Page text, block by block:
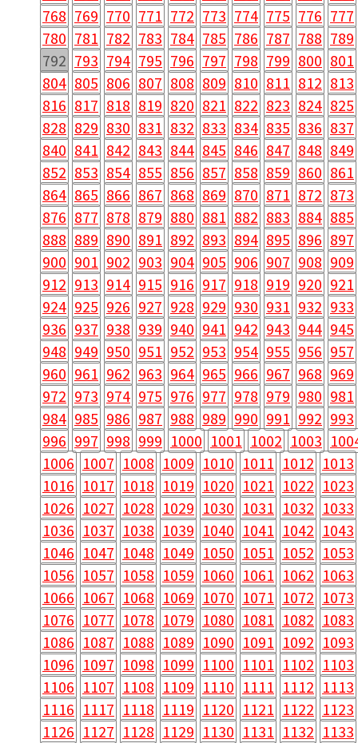
768 769 770 771 772 773 774 775 776 777
780 781 782 783 784 785 786 787 788 789
792 793 794 795 796 797 798 799 800 801
804 805 806 807 808 809 810 811 812 813
816 817 818 819 820 821 822 823 824 825
828 829 830 831 832 833 834 835 836 837
840 841 842 843 844 845 846 847 848 849
852 853 854 855 856 857 858 859 860 861
864 865 866 867 868 869 870 871 872 873
876 877 878 879 880 881 882 883 884 885
888 889 890 891 892 893 894 895 896 897
900 901 902 903 904 905 906 907 908 909
912 913 914 915 916 917 918 919 920 921
924 925 926 927 928 929 930 931 932 933
936 937 938 939 940 941 942 943 944 945
948 949 950 951 952 953 954 955 956 957
960 961 962 963 964 965 966 967 968 969
972 973 974 975 976 977 978 979 980 981
984 985 986 987 988 989 990 991 992 993
996 997 998 999 1000 1001 1002 1003
1006 1007 1008 1009 1010 1011 1012 1013
1016 1017 1018 1019 1020 1021 1022 1023
1026 1027 1028 1029 1030 1031 1032 1033
1036 1037 1038 1039 1040 1041 1042 1043
1046 1047 1048 1049 1050 1051 1052 1053
1056 1057 1058 1059 1060 1061 1062 1063
1066 1067 1068 1069 1070 1071 1072 1073
1076 1077 1078 1079 1080 1081 1082 1083
1086 1087 1088 1089 1090 1091 1092 1093
1096 1097 1098 1099 1100 1101 1102 1103
1106 1107 1108 1109 1110 1111 1112 1113
1116 1117 1118 1119 1120 1121 1122 1123
1126 1127 1128 1129 1130 1131 1132 1133